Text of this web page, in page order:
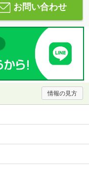
お問い合わせ
情報の見方